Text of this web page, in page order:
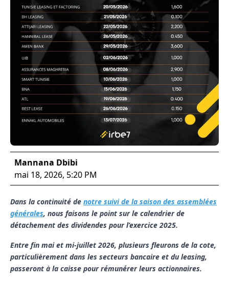
Mannana Dbibi
mai 18, 2026, 5:20 PM
Dans la continuité de notre suivi de la saison des assemblées
générales, nous faisons le point sur le calendrier de
détachement des dividendes pour l’exercice 2025.
Entre fin mai et mi-juillet 2026, plusieurs fleurons de la cote,
particulièrement dans les secteurs bancaire et du leasing,
passeront à la caisse pour rémunérer leurs actionnaires.